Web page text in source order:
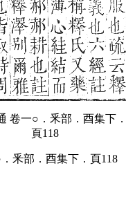
釆部．酉集下．頁118